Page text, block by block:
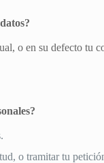
o en su defecto tu
o tramitar tu